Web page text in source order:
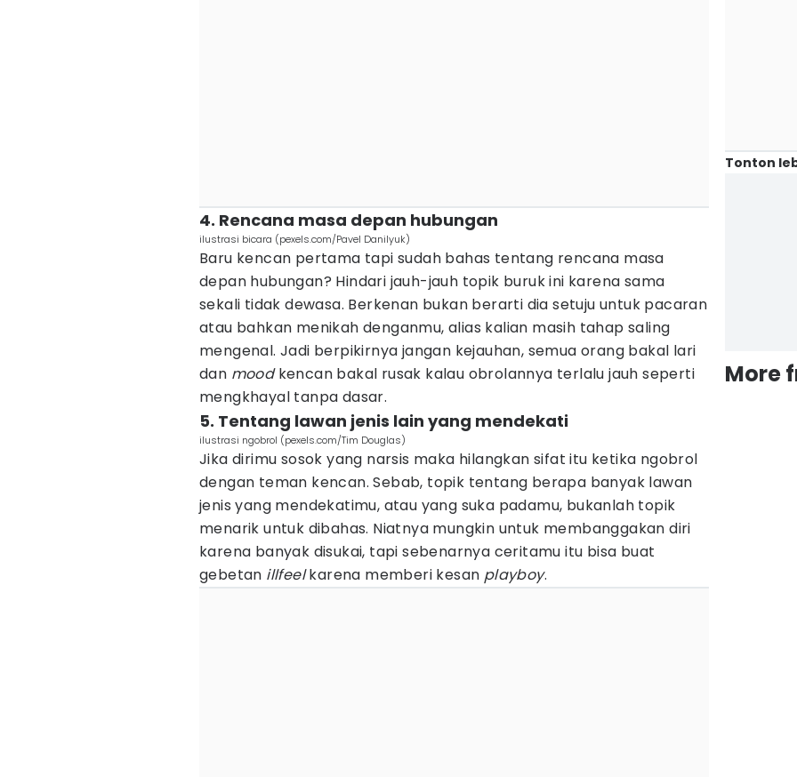
4. Rencana masa depan hubungan
ilustrasi bicara (pexels.com/Pavel Danilyuk)
Baru kencan pertama tapi sudah bahas tentang rencana masa
depan hubungan? Hindari jauh-jauh topik buruk ini karena sama
sekali tidak dewasa. Berkenan bukan berarti dia setuju untuk pacaran
atau bahkan menikah denganmu, alias kalian masih tahap saling
mengenal. Jadi berpikirnya jangan kejauhan, semua orang bakal lari
dan moodkencan bakal rusak kalau obrolannya terlalu jauh seperti
mengkhayal tanpa dasar.
5. Tentang lawan jenis lain yang mendekati
ilustrasi ngobrol (pexels.com/Tim Douglas)
Jika dirimu sosok yang narsis maka hilangkan sifat itu ketika ngobrol
dengan teman kencan. Sebab, topik tentang berapa banyak lawan
jenis yang mendekatimu, atau yang suka padamu, bukanlah topik
menarik untuk dibahas. Niatnya mungkin untuk membanggakan diri
karena banyak disukai, tapi sebenarnya ceritamu itu bisa buat
gebetan illfeelkarena memberi kesan playboy.
Tonton
More